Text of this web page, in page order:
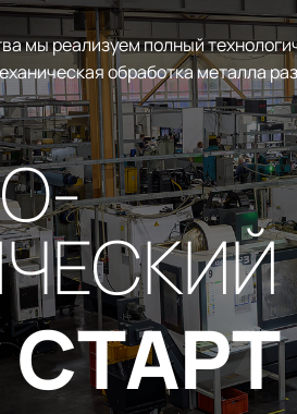
мы реализуем полный
обработка металла